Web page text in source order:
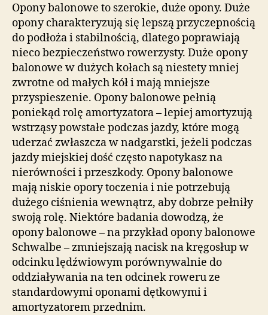
Opony balonowe to szerokie, duże opony. Duże
opony charakteryzują się lepszą przyczepnością
do podłoża i stabilnością, dlatego poprawiają
nieco bezpieczeństwo rowerzysty. Duże opony
balonowe w dużych kołach są niestety mniej
zwrotne od małych kół i mają mniejsze
przyspieszenie. Opony balonowe pełnią
poniekąd rolę amortyzatora – lepiej amortyzują
wstrząsy powstałe podczas jazdy, które mogą
uderzać zwłaszcza w nadgarstki, jeżeli podczas
jazdy miejskiej dość często napotykasz na
nierówności i przeszkody. Opony balonowe
mają niskie opory toczenia i nie potrzebują
dużego ciśnienia wewnątrz, aby dobrze pełniły
swoją rolę. Niektóre badania dowodzą, że
opony balonowe – na przykład opony balonowe
Schwalbe – zmniejszają nacisk na kręgosłup w
odcinku lędźwiowym porównywalnie do
oddziaływania na ten odcinek roweru ze
standardowymi oponami dętkowymi i
amortyzatorem przednim.